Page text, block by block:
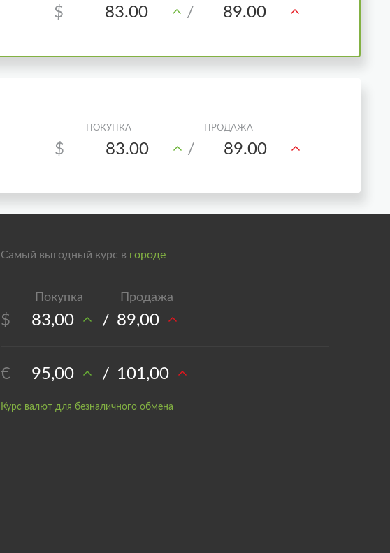
$ 83.00 / 89.00
$ 83.00 / 89.00
Самый выгодный курс в городе
$ 83,00 / 89,00
€ 95,00 / 101,00
Курс валют для безналичного обмена